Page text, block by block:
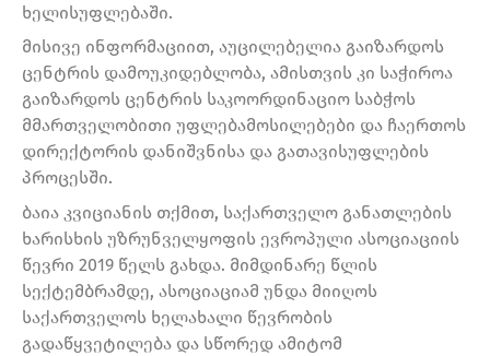
ხელისუფლებაში.
მისივე ინფორმაციით, აუცილებელია გაიზარდოს
ცენტრის დამოუკიდებლობა, ამისთვის კი საჭიროა
გაიზარდოს ცენტრის საკოორდინაციო საბჭოს
მმართველობითი უფლებამოსილებები და ჩაერთოს
დირექტორის დანიშვნისა და გათავისუფლების
პროცესში.
ბაია კვიციანის თქმით, საქართველო განათლების
ხარისხის უზრუნველყოფის ევროპული ასოციაციის
წევრი 2019 წელს გახდა. მიმდინარე წლის
სექტემბრამდე, ასოციაციამ უნდა მიიღოს
საქართველოს ხელახალი წევრობის
გადაწყვეტილება და სწორედ ამიტომ